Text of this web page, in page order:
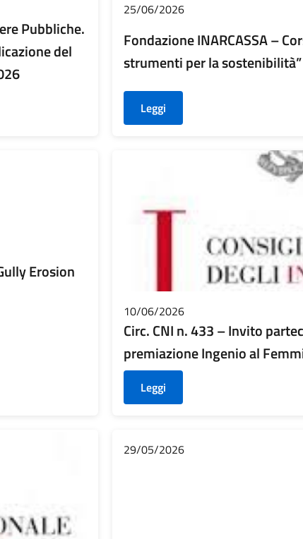
Pubbliche.
del
25/06/2026
Fondazione INARCASSA –
strumenti per la sostenibilità”
Leggi
Erosion
10/06/2026
Circ. CNI n. 433 – Invito
premiazione Ingenio al
Leggi
29/05/2026